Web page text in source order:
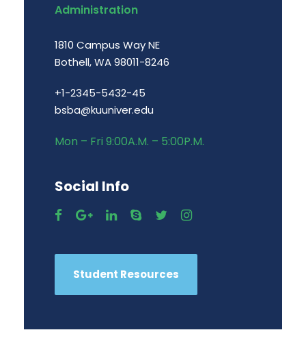
Administration
1810 Campus Way NE
Bothell, WA 98011-8246
+1-2345-5432-45
bsba@kuuniver.edu
Mon – Fri 9:00A.M. – 5:00P.M.
Social Info
Student Resources